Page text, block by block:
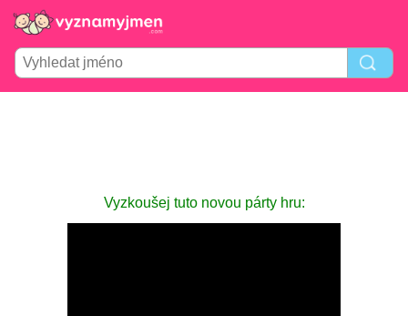
Vyzkoušej tuto novou párty hru: